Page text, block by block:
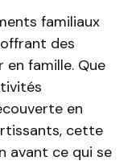
familiaux
des
famille. Que
en
cette
avant ce qui se